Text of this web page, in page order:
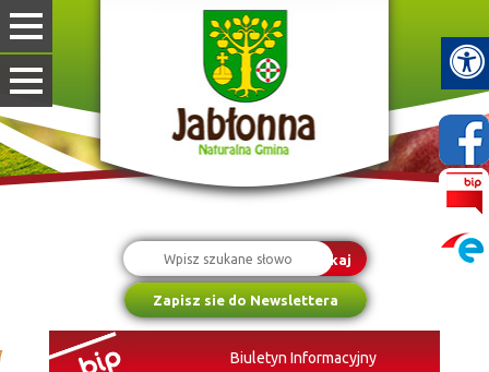
Szukaj
Zapisz sie do Newslettera
Biuletyn Informacyjny